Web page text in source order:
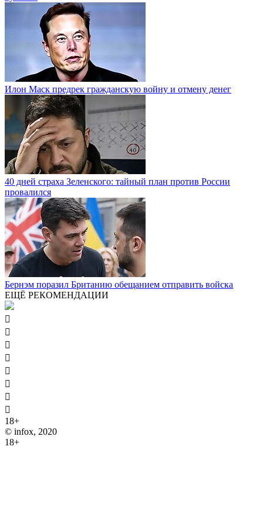
Илон Маск предрек гражданскую войну и отмену денег
40 дней страха Зеленского: тайный план против России
провалился
Бернэм поразил Британию обещанием отправить войска
ЕЩЁ РЕКОМЕНДАЦИИ








18+
© infox, 2020
18+